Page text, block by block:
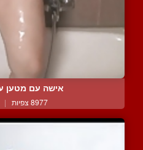
אישה עם מטען
8977 צפיות |